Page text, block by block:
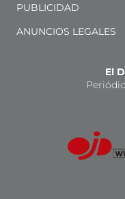
PUBLICIDAD
ANUNCIOS LEGALES
El